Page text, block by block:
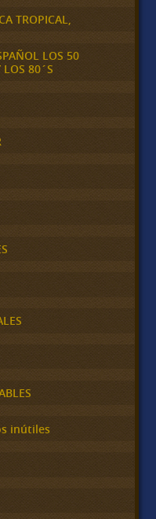
TROPICAL,
LOS 50
LOS 80´S
inútiles